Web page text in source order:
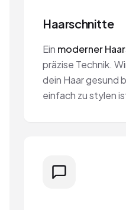
Haarschnitte
Ein moderner
präzise Technik.
dein Haar gesund
einfach zu stylen